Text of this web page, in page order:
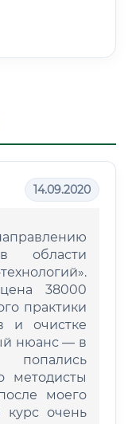
14.09.2020
в области
38000
практики
и очистке
нюанс — в
попались
методисты
моего
курс очень